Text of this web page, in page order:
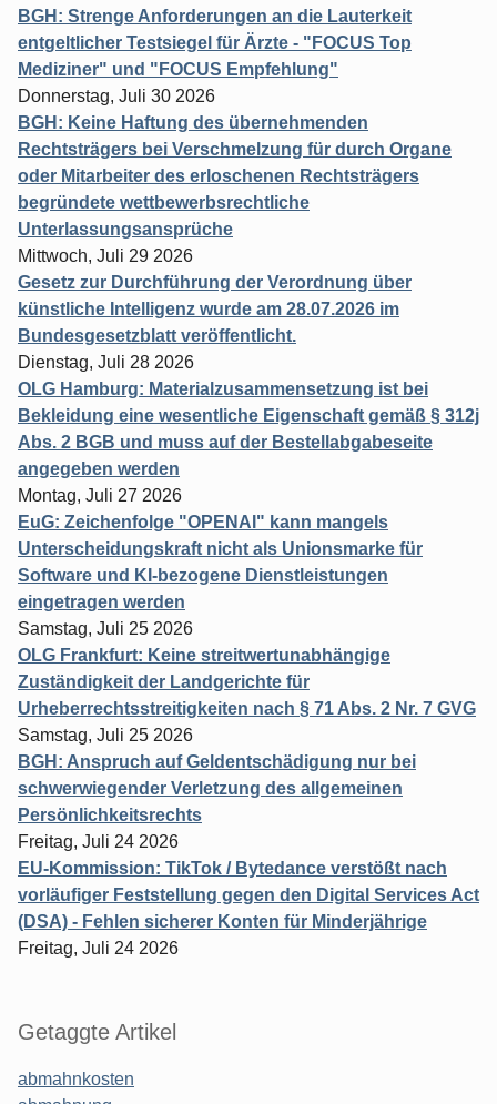
BGH: Strenge Anforderungen an die Lauterkeit
entgeltlicher Testsiegel für Ärzte - "FOCUS Top
Mediziner" und "FOCUS Empfehlung"
Donnerstag, Juli 30 2026
BGH: Keine Haftung des übernehmenden
Rechtsträgers bei Verschmelzung für durch Organe
oder Mitarbeiter des erloschenen Rechtsträgers
begründete wettbewerbsrechtliche
Unterlassungsansprüche
Mittwoch, Juli 29 2026
Gesetz zur Durchführung der Verordnung über
künstliche Intelligenz wurde am 28.07.2026 im
Bundesgesetzblatt veröffentlicht.
Dienstag, Juli 28 2026
OLG Hamburg: Materialzusammensetzung ist bei
Bekleidung eine wesentliche Eigenschaft gemäß § 312j
Abs. 2 BGB und muss auf der Bestellabgabeseite
angegeben werden
Montag, Juli 27 2026
EuG: Zeichenfolge "OPENAI" kann mangels
Unterscheidungskraft nicht als Unionsmarke für
Software und KI-bezogene Dienstleistungen
eingetragen werden
Samstag, Juli 25 2026
OLG Frankfurt: Keine streitwertunabhängige
Zuständigkeit der Landgerichte für
Urheberrechtsstreitigkeiten nach § 71 Abs. 2 Nr. 7 GVG
Samstag, Juli 25 2026
BGH: Anspruch auf Geldentschädigung nur bei
schwerwiegender Verletzung des allgemeinen
Persönlichkeitsrechts
Freitag, Juli 24 2026
EU-Kommission: TikTok / Bytedance verstößt nach
vorläufiger Feststellung gegen den Digital Services Act
(DSA) - Fehlen sicherer Konten für Minderjährige
Freitag, Juli 24 2026
Getaggte Artikel
abmahnkosten